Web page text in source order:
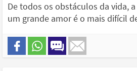
De todos os obstáculos da vida,
um grande amor é o mais difícil